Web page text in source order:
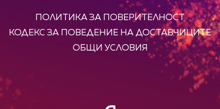
ПОЛИТИКА ЗА ПОВЕРИТЕЛНОСТ
КОДЕКС ЗА ПОВЕДЕНИЕ НА ДОСТАВЧИЦИТЕ
ОБЩИ УСЛОВИЯ